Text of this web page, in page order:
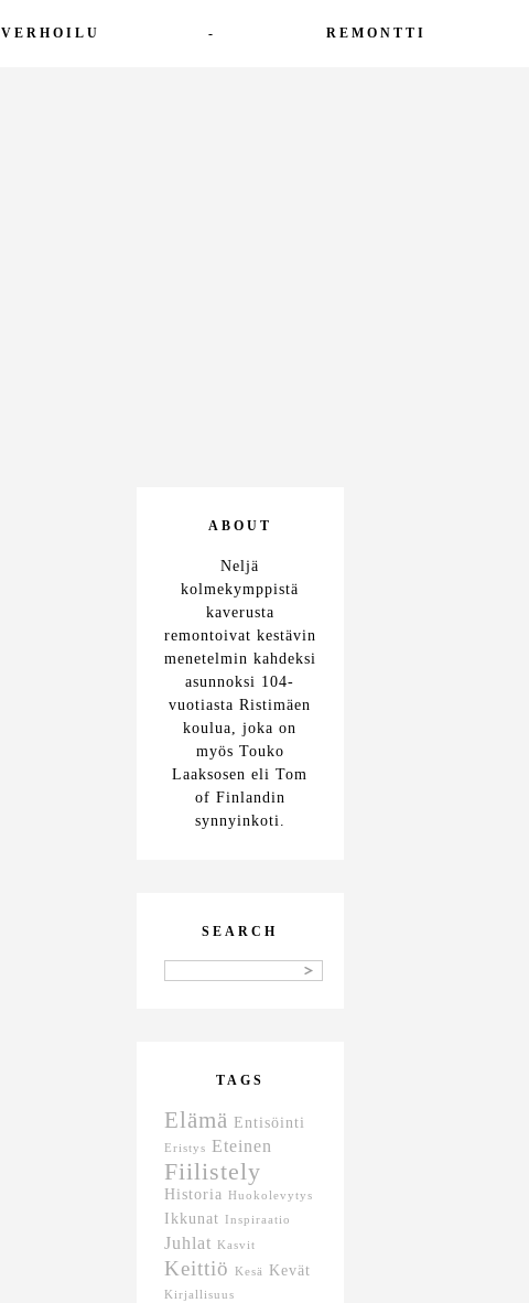
VERHOILU - REMONTTI
ABOUT
Neljä
kolmekymppistä
kaverusta
remontoivat kestävin
menetelmin kahdeksi
asunnoksi 104-
vuotiasta Ristimäen
koulua, joka on
myös Touko
Laaksosen eli Tom
of Finlandin
synnyinkoti.
SEARCH
TAGS
Elämä Entisöinti
Eristys Eteinen
Fiilistely
Historia Huokolevytys
Ikkunat Inspiraatio
Juhlat Kasvit
Keittiö Kesä Kevät
Kirjallisuus